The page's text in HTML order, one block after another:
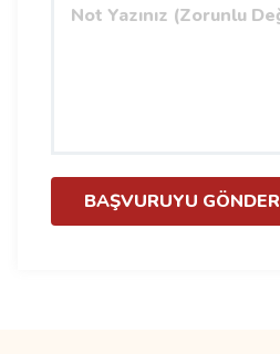
BAŞVURUYU GÖNDER